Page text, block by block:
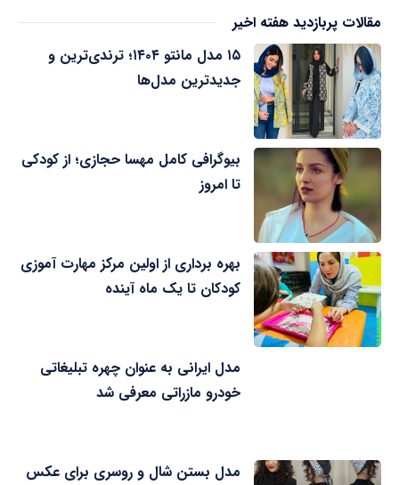
مقالات پربازدید هفته اخیر
۱۵ مدل مانتو ۱۴۰۴؛ ترندی‌ترین و
جدیدترین مدل‌ها
بیوگرافی کامل مهسا حجازی؛ از کودکی
تا امروز
بهره برداری از اولین مرکز مهارت آموزی
کودکان تا یک ماه آینده
مدل ایرانی به عنوان چهره تبلیغاتی
خودرو مازراتی معرفی شد
مدل بستن شال و روسری برای عکس